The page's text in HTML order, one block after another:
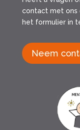
contact met ons
het formulier in
Neem